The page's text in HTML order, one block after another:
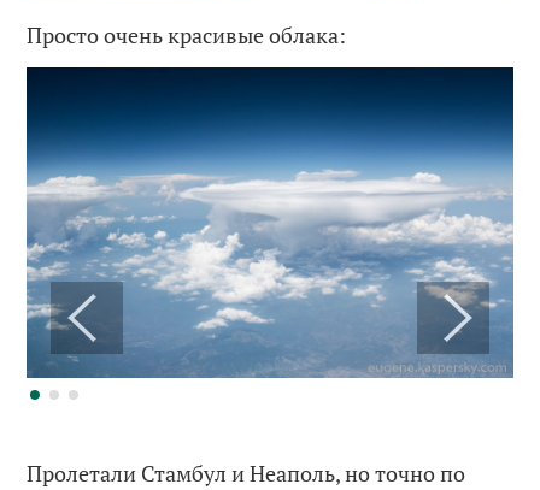
Просто очень красивые облака:
Пролетали Стамбул и Неаполь, но точно по